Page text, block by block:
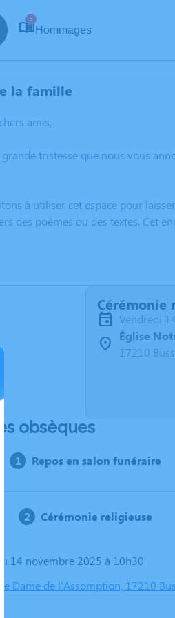
5
Hommages
la famille
amis,
grande tristesse que nous vous
à utiliser cet espace pour
des poèmes ou des textes. Cet
Cérémonie
vendredi
Église
17210
obsèques
Repos en salon funéraire
Cérémonie religieuse
14 novembre 2025 à 10h30
Dame de l'Assomption, 17210